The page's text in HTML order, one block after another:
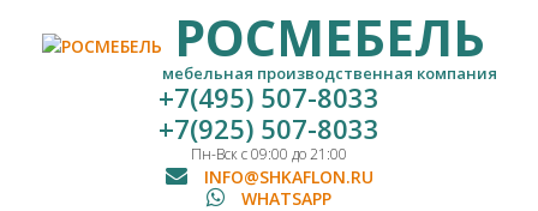
РОСМЕБЕЛЬ
мебельная производственная компания
+7(495) 507-8033
+7(925) 507-8033
Пн-Вск с 09:00 до 21:00
INFO@SHKAFLON.RU
WHATSAPP